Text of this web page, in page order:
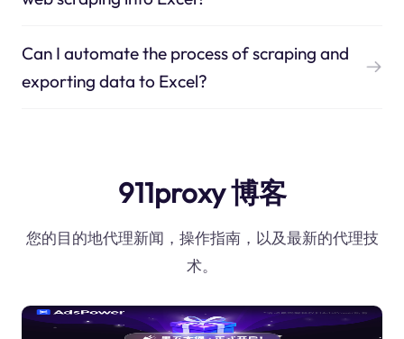
Can I automate the process of scraping and
exporting data to Excel?
911proxy 博客
您的目的地代理新闻，操作指南，以及最新的代理技
术。